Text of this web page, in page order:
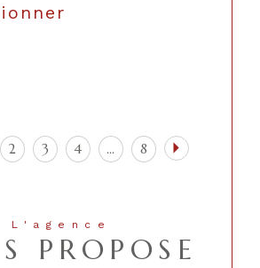
2 3 4 ... 8
L'agence
PROPOSE